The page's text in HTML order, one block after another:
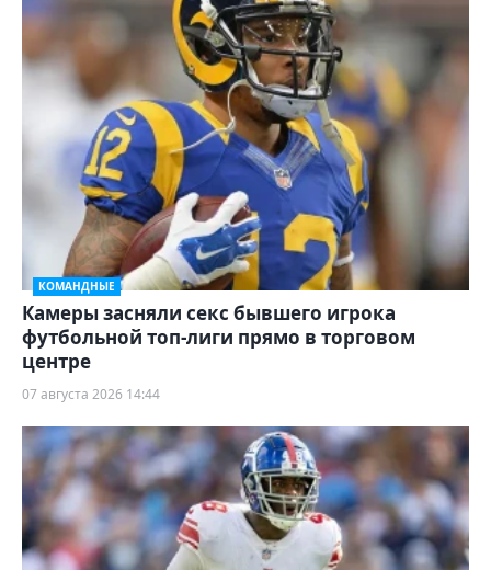
КОМАНДНЫЕ
Камеры засняли секс бывшего игрока
футбольной топ-лиги прямо в торговом
центре
07 августа 2026 14:44